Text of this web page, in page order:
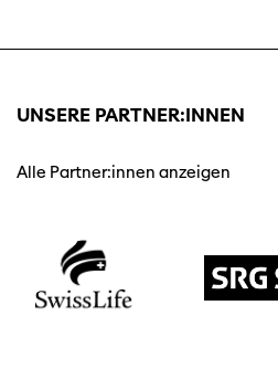
UNSERE PARTNER:INNEN
Alle Partner:innen anzeigen